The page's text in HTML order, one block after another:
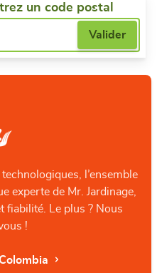
un code postal
l’ensemble
experte de Mr. Jardinage,
fiabilité. Le plus ? Nous
!